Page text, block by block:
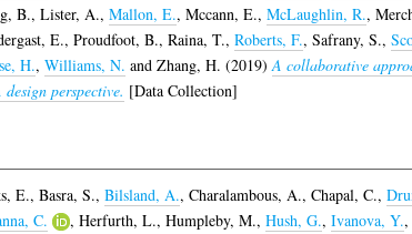
B., Lister, A., Mallon, E., Mccann, E., McLaughlin, R.,
E., Proudfoot, B., Raina, T., Roberts, F., Safrany, S.,
H., Williams, N. and Zhang, H. (2019)A collaborative
perspective. [Data Collection]
E., Basra, S., Bilsland, A., Charalambous, A., Chapal, C.,
C. , Herfurth, L., Humpleby, M., Hush, G., Ivanova, Y.,